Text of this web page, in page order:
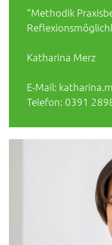
“Methodik
Katharina Merz
E-Mail:
Telefon: 0391